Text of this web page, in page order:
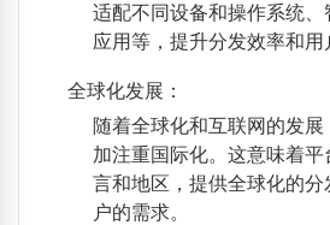
适配不同设备和操作系统
应用等，提升分发效率和用
全球化发展 ：
随着全球化和互联网的发
加注重国际化。这意味着
言和地区，提供全球化的分
户的需求。